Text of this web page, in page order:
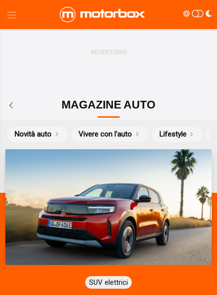
MAGAZINE AUTO
Novità auto Vivere con l'auto Lifestyle
SUV elettrici